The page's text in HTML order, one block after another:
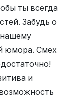
ты всегда
Забудь о
нашему
юмора. Смех
и